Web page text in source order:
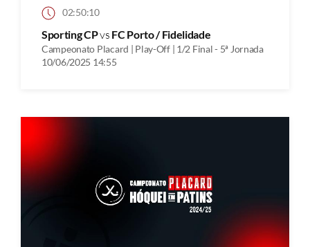
02:50:10
Sporting CPvs FC Porto / Fidelidade
Campeonato Placard | Play-Off | 1/2 Final - 5ª Jornada
10/06/2025 14:55